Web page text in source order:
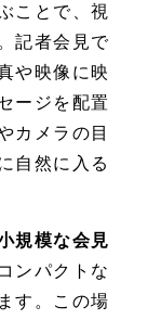
ことで、視
記者会見で
や映像に映
ージを配置
カメラの目
自然に入る
規模な会見
ンパクトな
す。この場